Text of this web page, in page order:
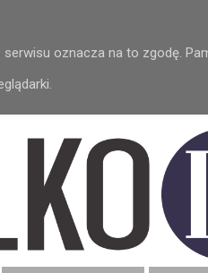
oznacza na to zgodę.